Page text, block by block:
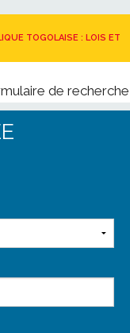
TOGOLAISE : LOIS ET
de recherche